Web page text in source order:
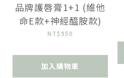
品牌護唇膏1+1 (維他
命E款+神經醯胺款)
NT$950
加入購物車